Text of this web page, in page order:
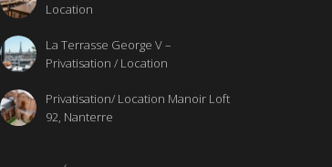
Location
La Terrasse George V –
Privatisation / Location
Privatisation/ Location Manoir Loft
92, Nanterre